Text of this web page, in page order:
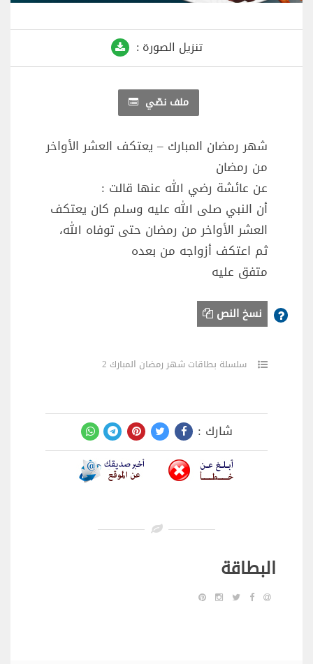
تنزيل الصورة :
ملف نصّي
شهر رمضان المبارك – يعتكف العشر الأواخر
من رمضان
عن عائشة رضي الله عنها قالت :
أن النبي صلى الله عليه وسلم كان يعتكف
العشر الأواخر من رمضان حتى توفاه الله،
ثم اعتكف أزواجه من بعده
متفق عليه
نسخ النص
سلسلة بطاقات شهر رمضان المبارك 2
شارك :
البطاقة